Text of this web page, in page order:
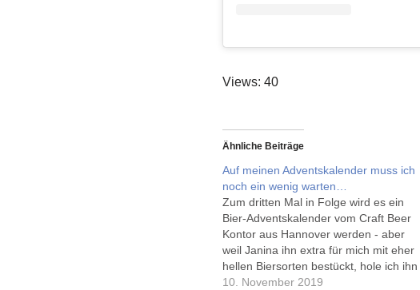
Views: 40
Ähnliche Beiträge
Auf meinen Adventskalender muss ich
noch ein wenig warten…
Zum dritten Mal in Folge wird es ein
Bier-Adventskalender vom Craft Beer
Kontor aus Hannover werden - aber
weil Janina ihn extra für mich mit eher
hellen Biersorten bestückt, hole ich ihn
erst am 22. November ab - sie hat mir
10. November 2019